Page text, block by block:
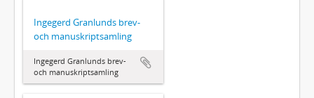
Ingegerd Granlunds brev-
och manuskriptsamling
Ingegerd Granlunds brev-
och manuskriptsamling